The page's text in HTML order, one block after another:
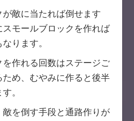
敵に当たれば倒せます
スモールブロックを作れば
ります。
作れる回数はステージご
ため、むやみに作ると後半
。
敵を倒す手段と通路作りが